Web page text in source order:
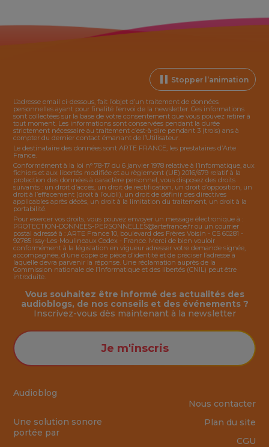
Stopper l’animation
L’adresse email ci-dessous, fait l’objet d’un traitement de données
personnelles ayant pour finalité l’envoi de la newsletter. Ces informations
sont collectées sur la base de votre consentement que vous pouvez retirer à
tout moment. Les informations sont conservées pendant la durée
strictement nécessaire au traitement c’est-à-dire pendant 3 (trois) ans à
compter du dernier contact émanant de l’Utilisateur.
Le destinataire des données sont ARTE FRANCE, les prestataires d’Arte
France.
Conformément à la loi n° 78-17 du 6 janvier 1978 relative à l’informatique, aux
fichiers et aux libertés modifiée et au règlement (UE) 2016/679 relatif à la
protection des données à caractère personnel, vous disposez des droits
suivants : un droit d’accès, un droit de rectification, un droit d’opposition, un
droit à l’effacement (droit à l’oubli), un droit de définir des directives
applicables après décès, un droit à la limitation du traitement, un droit à la
portabilité.
Pour exercer vos droits, vous pouvez envoyer un message électronique à :
PROTECTION-DONNEES-PERSONNELLES@artefrance.fr ou un courrier
postal adressé à : ARTE France 10, boulevard des Frères Voisin - CS 60281 -
92785 Issy-Les-Moulineaux Cedex - France. Merci de bien vouloir
conformément à la législation en vigueur adresser votre demande signée,
accompagnée, d’une copie de pièce d’identité et de préciser l’adresse à
laquelle devra parvenir la réponse. Une réclamation auprès de la
Commission nationale de l’Informatique et des libertés (CNIL) peut être
introduite.
Audioblog
Une solution sonore
portée par
Vous souhaitez être informé des actualités des
audioblogs, de nos conseils et des événements ?
Inscrivez-vous dès maintenant à la newsletter
Je m'inscris
Nous contacter
Plan du site
CGU